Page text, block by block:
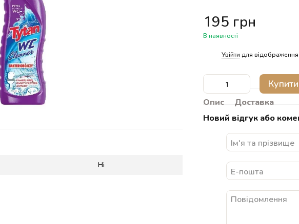
Ні
195 грн
В наявності
Увійти для
Купити
Опис
Доставка
Новий відгук або